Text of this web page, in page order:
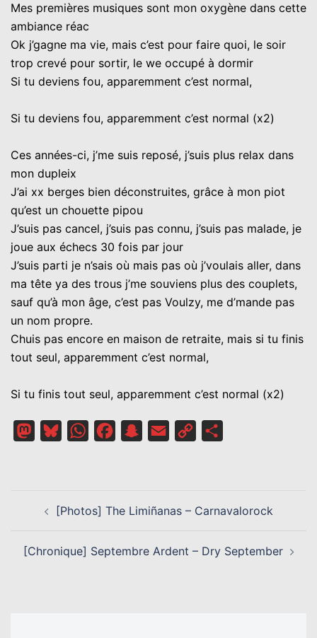
Mes premières musiques sont mon oxygène dans cette
ambiance réac
Ok j’gagne ma vie, mais c’est pour faire quoi, le soir
trop crevé pour sortir, le we occupé à dormir
Si tu deviens fou, apparemment c’est normal,
Si tu deviens fou, apparemment c’est normal (x2)
Ces années-ci, j’me suis reposé, j’suis plus relax dans
mon dupleix
J’ai xx berges bien déconstruites, grâce à mon piot
qu’est un chouette pipou
J’suis pas cancel, j’suis pas connu, j’suis pas malade, je
joue aux échecs 30 fois par jour
J’suis parti je n’sais où mais pas où j’voulais aller, dans
ma tête ya des trous j’me souviens plus des couplets,
sauf qu’à mon âge, c’est pas Voulzy, me d’mande pas
un nom propre.
Chuis pas encore en maison de retraite, mais si tu finis
tout seul, apparemment c’est normal,
Si tu finis tout seul, apparemment c’est normal (x2)
MastodonBlueskyWhatsAppFacebookSnapchat
Email
Copy
D’ARTICLE[Photos] The Limiñanas – Carnavalorock
[Chronique] Septembre Ardent – Dry September